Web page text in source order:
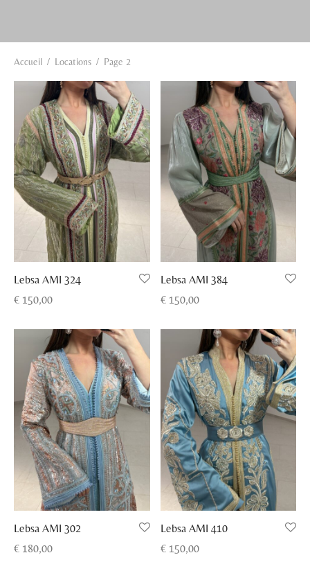
Accueil / Locations / Page 2
Lebsa AMI 324
€ 150,00
Lebsa AMI 384
€150,00
Lebsa AMI 302
€ 180,00
Lebsa AMI 410
€150,00